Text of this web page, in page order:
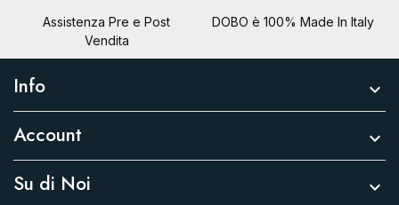
Assistenza Pre e Post
Vendita
DOBO è 100% Made In Italy
Info 
Account 
Su di Noi 